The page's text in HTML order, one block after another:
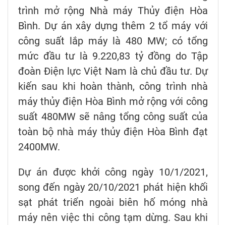
trình mở rộng Nhà máy Thủy điện Hòa
Bình. Dự án xây dựng thêm 2 tổ máy với
công suất lắp máy là 480 MW; có tổng
mức đầu tư là 9.220,83 tỷ đồng do Tập
đoàn Điện lực Việt Nam là chủ đầu tư. Dự
kiến sau khi hoàn thành, công trình nhà
máy thủy điện Hòa Bình mở rộng với công
suất 480MW sẽ nâng tổng công suất của
toàn bộ nhà máy thủy điện Hòa Bình đạt
2400MW.
Dự án được khởi công ngày 10/1/2021,
song đến ngày 20/10/2021 phát hiện khối
sạt phát triển ngoài biên hố móng nhà
máy nên việc thi công tạm dừng. Sau khi